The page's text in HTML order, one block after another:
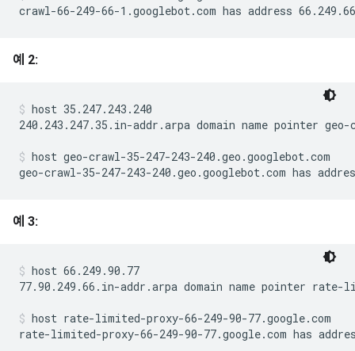
crawl-66-249-66-1.googlebot.com has address
예 2:
host 35.247.243.240
240.243.247.35.in-addr.arpa domain name pointer
host geo-crawl-35-247-243-240.geo.googlebot.com
geo-crawl-35-247-243-240.geo.googlebot.com has
예 3:
host 66.249.90.77
77.90.249.66.in-addr.arpa domain name pointer rate-
host rate-limited-proxy-66-249-90-77.google.com
rate-limited-proxy-66-249-90-77.google.com has